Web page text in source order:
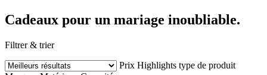
Cadeaux pour un mariage inoubliable.
Filtrer & trier
Prix Highlights type de produit